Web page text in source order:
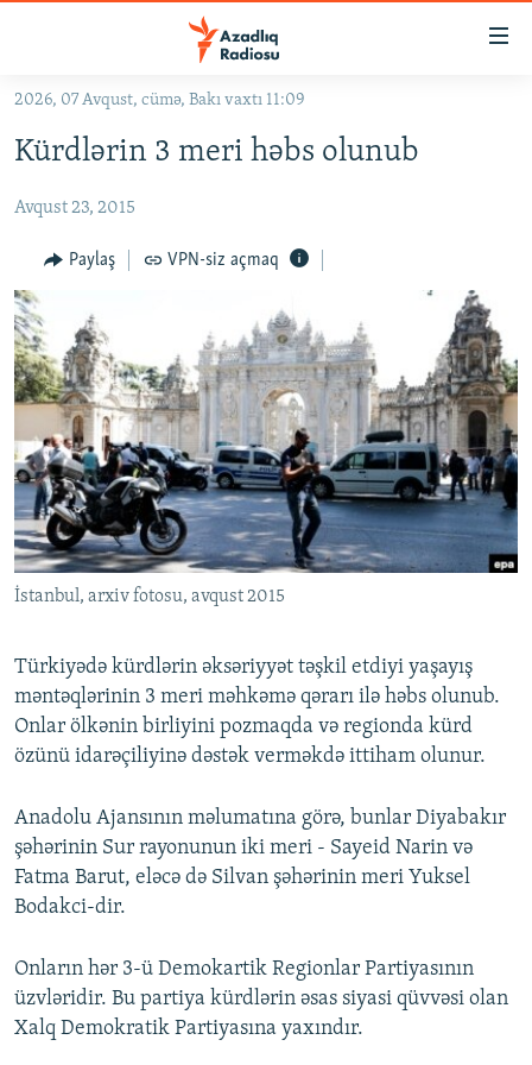
Əsas
qayıt
naviqasiyaya
Axtarışa
keç
KORRUPSIOMETR
#ƏSLINDƏ
FƏRQƏ BAX
QANUNI DOĞRU
ARAŞDIRMA
MULTIMEDIA
VIDEO
FOTOQALEREYA
İNFOQRAFIKA
KARIKATURA
RADIO ARXIV
OXU ZALI
AZƏRBAYCAN ƏDƏBIYYATI KITABXANASI
İSLAM VƏ DEMOKRATIYA
HAQQIMIZDA
MISSIYAMIZ
PEŞƏ ETIKASI VƏ JURNALISTIKA STANDARTLARIMIZ
AZADLIQRADIOSU MOBIL TELEFONUNUZDA
BIZIMLƏ ƏLAQƏ
XƏBƏR BÜLLETENLƏRIMIZ
BIZI IZLƏ
RFE/RL-in bütün saytları
2026, 07 Avqust, cümə, Bakı vaxtı 11:09
Kürdlərin 3 meri həbs olunub
Avqust 23, 2015
Paylaş VPN-siz açmaq
İstanbul, arxiv fotosu, avqust 2015
Türkiyədə kürdlərin əksəriyyət təşkil etdiyi yaşayış
məntəqlərinin 3 meri məhkəmə qərarı ilə həbs olunub.
Onlar ölkənin birliyini pozmaqda və regionda kürd
özünü idarəçiliyinə dəstək verməkdə ittiham olunur.
Anadolu Ajansının məlumatına görə, bunlar Diyabakır
şəhərinin Sur rayonunun iki meri - Sayeid Narin və
Fatma Barut, eləcə də Silvan şəhərinin meri Yuksel
Bodakci-dir.
Onların hər 3-ü Demokartik Regionlar Partiyasının
üzvləridir. Bu partiya kürdlərin əsas siyasi qüvvəsi olan
Xalq Demokratik Partiyasına yaxındır.